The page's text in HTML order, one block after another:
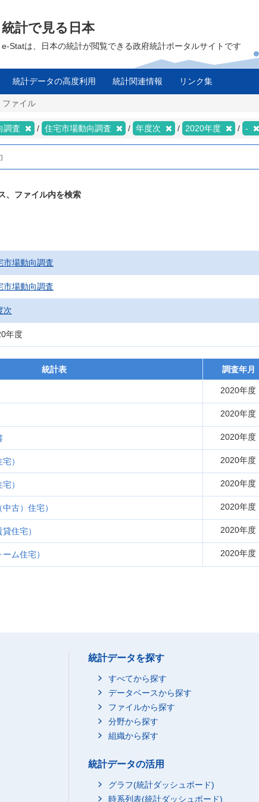
統計で見る日本
e-Statは、日本の統計が閲覧できる政府統計ポータルサイトです
統計データの高度利用 統計関連情報 リンク集
ファイル
調査 住宅市場動向調査 年度次 2020年度 -
、ファイル内を検索
市場動向調査
市場動向調査
次
年度
統計表 調査年月
2020年度
2020年度
2020年度
） 2020年度
） 2020年度
古）住宅） 2020年度
住宅） 2020年度
ム住宅） 2020年度
統計データを探す
すべてから探す
データベースから探す
ファイルから探す
分野から探す
組織から探す
統計データの活用
グラフ(統計ダッシュボード)
時系列表(統計ダッシュボード)